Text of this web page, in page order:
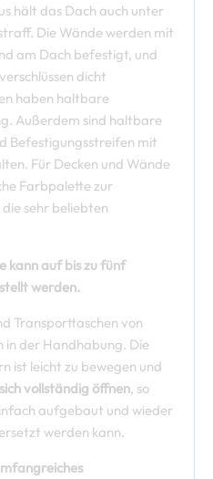
hält das Dach auch unter
Die Wände werden mit
am Dach befestigt, und
dicht
haben haltbare
Außerdem sind haltbare
Befestigungsstreifen mit
Für Decken und Wände
Farbpalette zur
sehr beliebten
kann auf bis zu fünf
werden.
Transporttaschen von
der Handhabung. Die
ist leicht zu bewegen und
vollständig öffnen, so
aufgebaut und wieder
werden kann.